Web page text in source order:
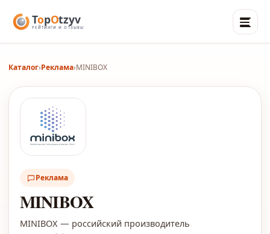
Каталог›Реклама›MINIBOX
Реклама
MINIBOX
MINIBOX — российский производитель